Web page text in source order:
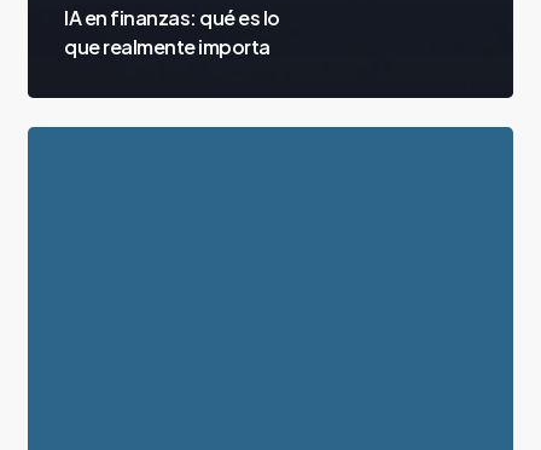
IA en finanzas: qué es lo
que realmente importa